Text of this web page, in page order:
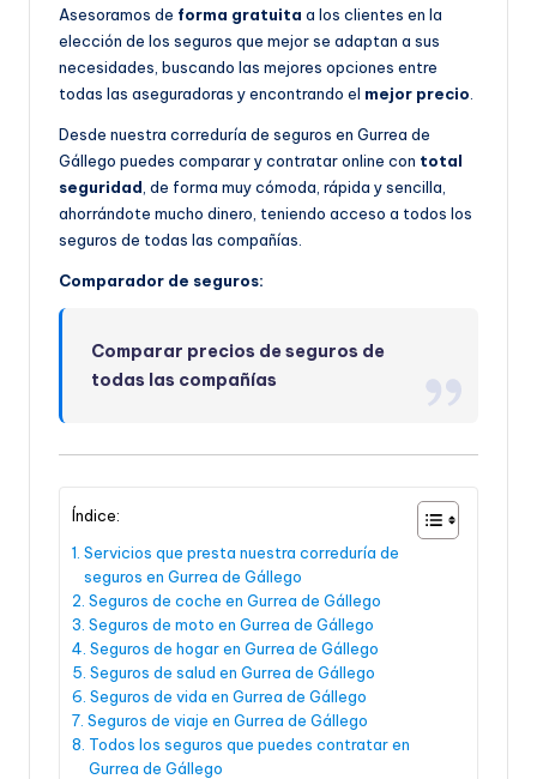
Asesoramos de forma gratuita a los clientes en la
elección de los seguros que mejor se adaptan a sus
necesidades, buscando las mejores opciones entre
todas las aseguradoras y encontrando el mejor precio.
Desde nuestra correduría de seguros en Gurrea de
Gállego puedes comparar y contratar online con total
seguridad, de forma muy cómoda, rápida y sencilla,
ahorrándote mucho dinero, teniendo acceso a todos los
seguros de todas las compañías.
Comparador de seguros:
Comparar precios de seguros de
todas las compañías
Índice:
Servicios que presta nuestra correduría de
seguros en Gurrea de Gállego
Seguros de coche en Gurrea de Gállego
Seguros de moto en Gurrea de Gállego
Seguros de hogar en Gurrea de Gállego
Seguros de salud en Gurrea de Gállego
Seguros de vida en Gurrea de Gállego
Seguros de viaje en Gurrea de Gállego
Todos los seguros que puedes contratar en
Gurrea de Gállego